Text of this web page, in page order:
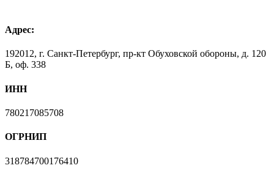
Адрес:
192012, г. Санкт-Петербург, пр-кт Обуховской обороны, д. 120
Б, оф. 338
ИНН
780217085708
ОГРНИП
318784700176410